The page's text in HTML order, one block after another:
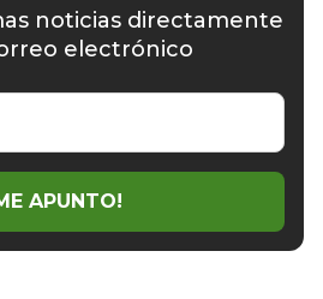
noticias directamente
electrónico
APUNTO!